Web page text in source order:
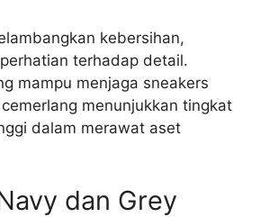
kebersihan,
terhadap detail.
mampu menjaga sneakers
menunjukkan tingkat
dalam merawat aset
dan Grey